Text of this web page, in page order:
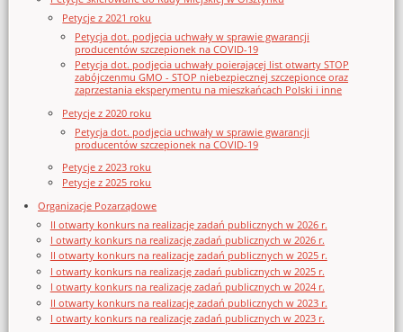
Petycje z 2021 roku
Petycja dot. podjęcia uchwały w sprawie gwarancji
producentów szczepionek na COVID-19
Petycja dot. podjęcia uchwały poierającej list otwarty STOP
zabójczenmu GMO - STOP niebezpiecznej szczepionce oraz
zaprzestania eksperymentu na mieszkańcach Polski i inne
Petycje z 2020 roku
Petycja dot. podjęcia uchwały w sprawie gwarancji
producentów szczepionek na COVID-19
Petycje z 2023 roku
Petycje z 2025 roku
Organizacje Pozarządowe
II otwarty konkurs na realizację zadań publicznych w 2026 r.
I otwarty konkurs na realizację zadań publicznych w 2026 r.
II otwarty konkurs na realizację zadań publicznych w 2025 r.
I otwarty konkurs na realizację zadań publicznych w 2025 r.
I otwarty konkurs na realizację zadań publicznych w 2024 r.
II otwarty konkurs na realizację zadań publicznych w 2023 r.
I otwarty konkurs na realizację zadań publicznych w 2023 r.